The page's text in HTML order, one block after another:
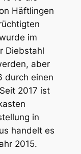
Häftlingen
im
Diebstahl
aber
durch einen
2017 ist
in
handelt es
2015.